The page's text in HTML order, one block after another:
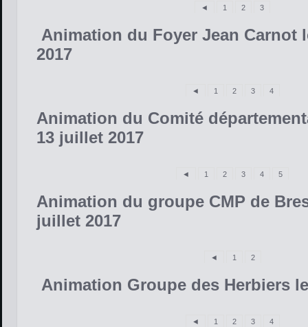
◄ 1 2 3
Animation du Foyer Jean Carnot
2017
◄ 1 2 3 4
Animation du Comité
13 juillet 2017
◄ 1 2 3 4 5
Animation du groupe CMP de
juillet 2017
◄ 1 2
Animation Groupe des Herbiers
◄ 1 2 3 4